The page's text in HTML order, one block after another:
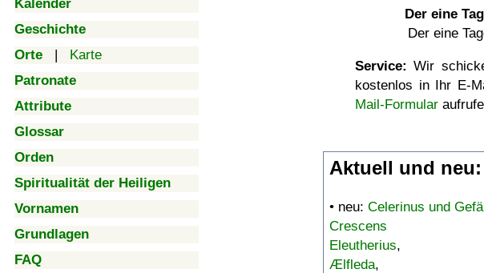
Kalender
Geschichte
Orte | Karte
Patronate
Attribute
Glossar
Orden
Spiritualität der Heiligen
Vornamen
Grundlagen
FAQ
Der eine
Der eine
Service: Wir
kostenlos in Ihr E-
Mail-Formular
Aktuell und neu:
• neu: Celerinus und
Crescens
Eleutherius,
Ælfleda,